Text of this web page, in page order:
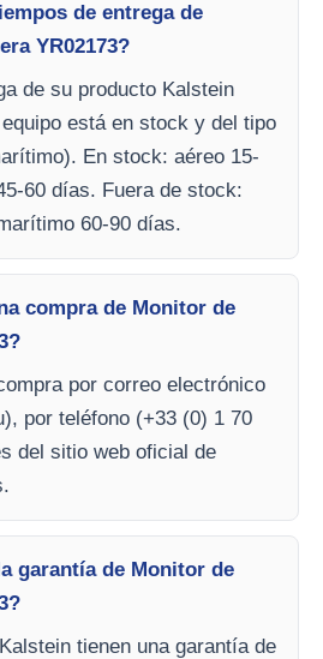
de entrega de
YR02173?
de su producto Kalstein
está en stock y del tipo
En stock: aéreo 15-
60 días. Fuera de stock:
60-90 días.
compra de Monitor de
por correo electrónico
), por teléfono (+33 (0) 1 70
del sitio web oficial de
garantía de Monitor de
tienen una garantía de